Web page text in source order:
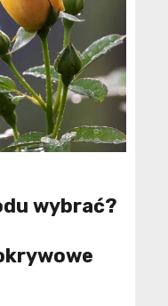
wybrać?